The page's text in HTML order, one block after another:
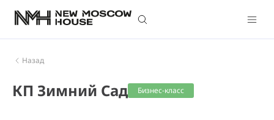
Назад
КП Зимний Сад Бизнес-класс